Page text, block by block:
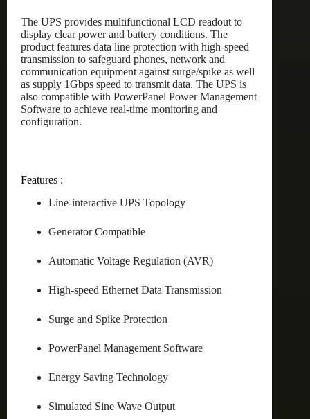
The UPS provides multifunctional LCD readout to
display clear power and battery conditions. The
product features data line protection with high-speed
transmission to safeguard phones, network and
communication equipment against surge/spike as well
as supply 1Gbps speed to transmit data. The UPS is
also compatible with PowerPanel Power Management
Software to achieve real-time monitoring and
configuration.
Features :
Line-interactive UPS Topology
Generator Compatible
Automatic Voltage Regulation (AVR)
High-speed Ethernet Data Transmission
Surge and Spike Protection
PowerPanel Management Software
Energy Saving Technology
Simulated Sine Wave Output